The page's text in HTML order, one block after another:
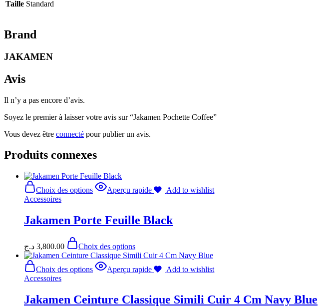
Taille Standard
Brand
JAKAMEN
Avis
Il n’y a pas encore d’avis.
Soyez le premier à laisser votre avis sur “Jakamen Pochette Coffee”
Vous devez être connecté pour publier un avis.
Produits connexes
Choix des options Aperçu rapide
Add to wishlist
Accessoires
Jakamen Porte Feuille Black
3,800.00 د.ج Choix des options
Choix des options Aperçu rapide
Add to wishlist
Accessoires
Jakamen Ceinture Classique Simili Cuir 4 Cm Navy Blue